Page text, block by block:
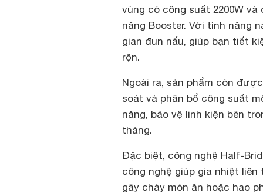
vùng có công suất 2200W
năng Booster. Với tính năng
gian đun nấu, giúp bạn tiết
rộn.
Ngoài ra, sản phẩm còn
soát và phân bổ công suất
năng, bảo vệ linh kiện bên
tháng.
Đặc biệt, công nghệ Half-
công nghệ giúp gia nhiệt
gây cháy món ăn hoặc hao